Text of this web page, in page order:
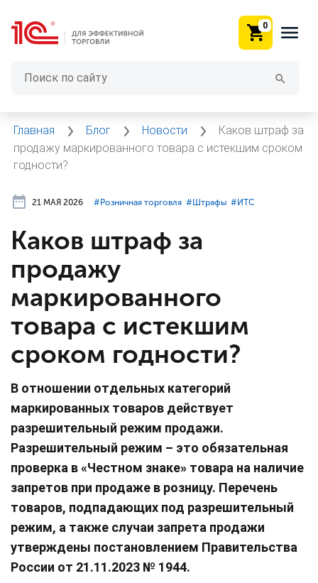
0
Главная Блог Новости
Каков штраф за
продажу маркированного товара с истекшим сроком
годности?
21 МАЯ 2026 #⁣Розничная торговля #⁣Штрафы #⁣ИТC
Каков штраф за
продажу
маркированного
товара с истекшим
сроком годности?
В отношении отдельных категорий
маркированных товаров действует
разрешительный режим продажи.
Разрешительный режим – это обязательная
проверка в «Честном знаке» товара на наличие
запретов при продаже в розницу. Перечень
товаров, подпадающих под разрешительный
режим, а также случаи запрета продажи
утверждены постановлением Правительства
России от 21.11.2023 № 1944.